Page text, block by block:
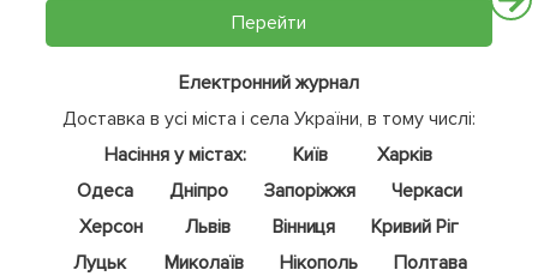
Перейти
Електронний журнал
Доставка в усі міста і села України, в тому числі:
Насіння у містах:
Київ
Харків
Одеса
Дніпро Запоріжжя
Черкаси
Херсон
Львів Вінниця
Кривий Ріг
Луцьк
Миколаїв Нікополь
Полтава